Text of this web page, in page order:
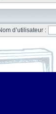
d’utilisateur :